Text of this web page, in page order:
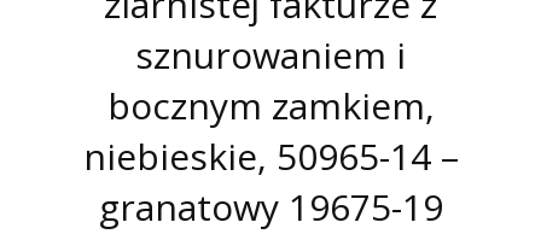
sznurowaniem i
bocznym zamkiem,
niebieskie, 50965-14 –
granatowy 19675-19